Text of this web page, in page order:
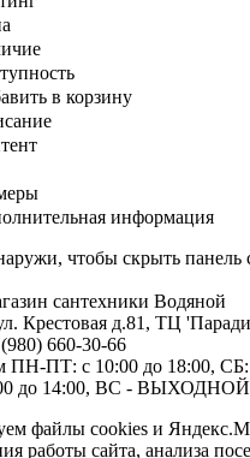
в корзину
информация
чтобы скрыть панель
сантехники Водяной
Крестовая д.81, ТЦ
660-30-66
ПН-ПТ: с 10:00 до 18:00, СБ:
до 14:00, ВС - ВЫХОДНОЙ
файлы cookies и
работы сайта, анализа